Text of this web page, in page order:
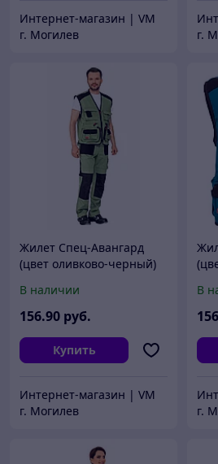
Интернет-магазин | VM
г. Могилев
г.
Жилет Спец-Авангард
(цвет оливково-черный)
В наличии
156.90 руб.
Купить
Интернет-магазин | VM
г. Могилев
В
156
г.